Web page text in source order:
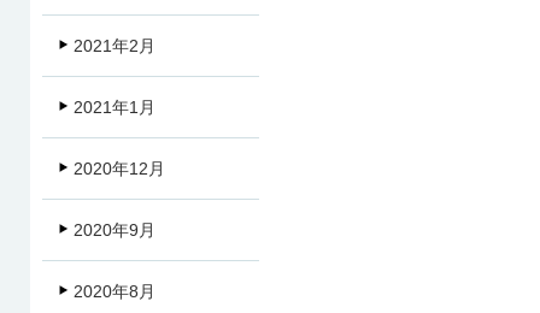
2021年2月
2021年1月
2020年12月
2020年9月
2020年8月